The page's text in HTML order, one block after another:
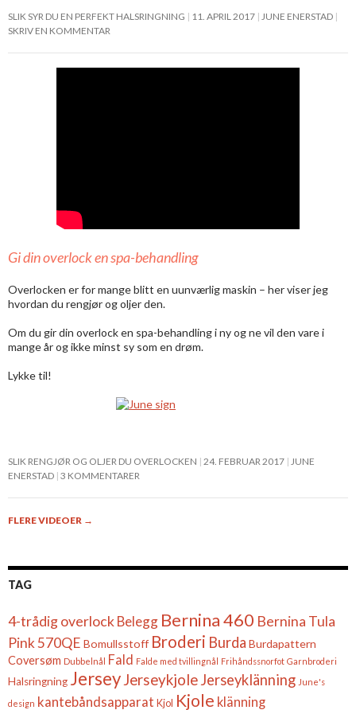
SLIK SYR DU EN PERFEKT HALSRINGNING 11. APRIL 2017
JUNE ENERSTAD
SKRIV EN KOMMENTAR
Gi din overlock en spa-behandling
Overlocken er for mange blitt en uunværlig maskin – her viser jeg
hvordan du rengjør og oljer den.
Om du gir din overlock en spa-behandling i ny og ne vil den vare i
mange år og ikke minst sy som en drøm.
Lykke til!
SLIK RENGJØR OG OLJER DU OVERLOCKEN 24. FEBRUAR 2017
JUNE
ENERSTAD 3 KOMMENTARER
FLERE VIDEOER →
TAG
4-trådig overlockBelegg Bernina 460 Bernina Tula
Pink 570QE Bomullsstoff Broderi Burda Burdapattern
Coversøm Dubbelnål Fald Falde med tvillingnål Frihåndssnorfot Garnbroderi
Halsringning JerseyJerseykjoleJerseyklänning June's
design kantebåndsapparat Kjol Kjole klänning